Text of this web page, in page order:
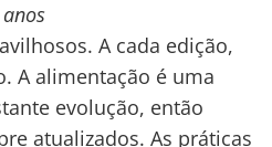
anos
A cada edição,
A alimentação é uma
evolução, então
atualizados. As práticas